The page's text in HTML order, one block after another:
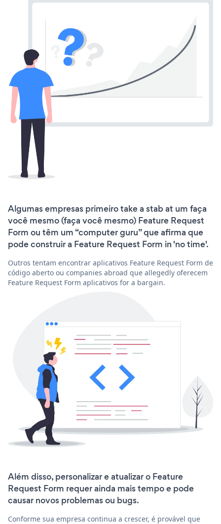
Algumas empresas primeiro take a stab at um faça
você mesmo (faça você mesmo) Feature Request
Form ou têm um “computer guru” que afirma que
pode construir a Feature Request Form in 'no time'.
Outros tentam encontrar aplicativos Feature Request Form de
código aberto ou companies abroad que allegedly oferecem
Feature Request Form aplicativos for a bargain.
Além disso, personalizar e atualizar o Feature
Request Form requer ainda mais tempo e pode
causar novos problemas ou bugs.
Conforme sua empresa continua a crescer, é provável que